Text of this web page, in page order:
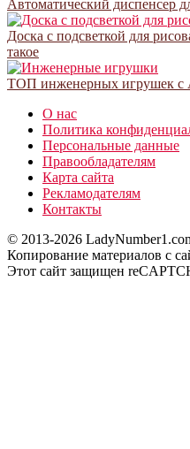
Автоматический диспенсер
Доска с подсветкой для
такое
ТОП инженерных игрушек с
О нас
Политика
Персональные данные
Правообладателям
Карта сайта
Рекламодателям
Контакты
© 2013-2026
Копирование материалов c
Этот сайт защищен